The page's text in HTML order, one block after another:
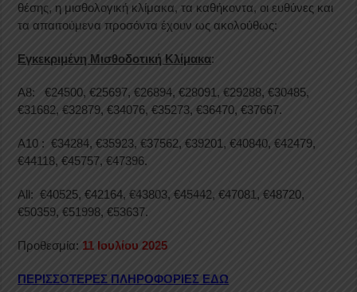
θέσης, η μισθολογική κλίμακα, τα καθήκοντα, οι ευθύνες και
τα απαιτούμενα προσόντα έχουν ως ακολούθως:
Εγκεκριμένη Μισθοδοτική Κλίμακα:
Α8: €24500, €25697, €26894, €28091, €29288, €30485,
€31682, €32879, €34076, €35273, €36470, €37667.
Α10 : €34284, €35923, €37562, €39201, €40840, €42479,
€44118, €45757, €47396.
All: €40525, €42164, €43803, €45442, €47081, €48720,
€50359, €51998, €53637.
Προθεσμία: 11 Ιουλίου 2025
ΠΕΡΙΣΣΟΤΕΡΕΣ ΠΛΗΡΟΦΟΡΙΕΣ ΕΔΩ